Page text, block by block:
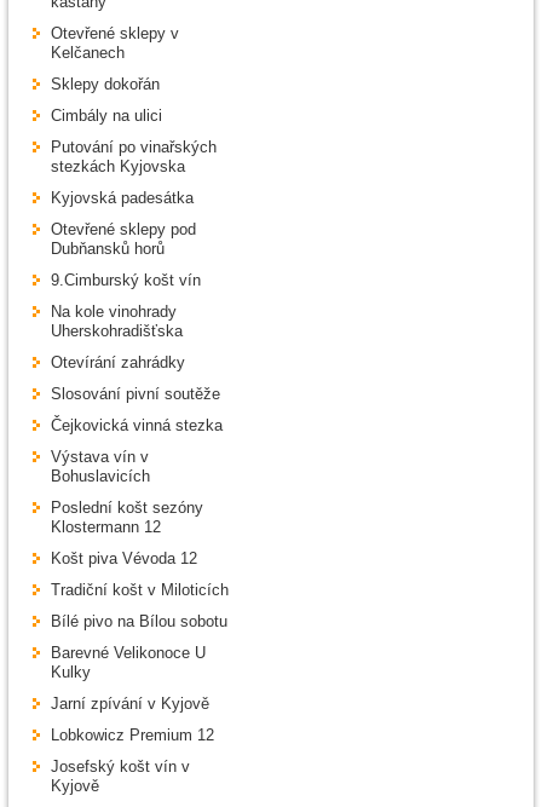
Otevřené sklepy v
Kelčanech
Sklepy dokořán
Cimbály na ulici
Putování po vinařských
stezkách Kyjovska
Kyjovská padesátka
Otevřené sklepy pod
Dubňansků horů
9.Cimburský košt vín
Na kole vinohrady
Uherskohradišťska
Otevírání zahrádky
Slosování pivní soutěže
Čejkovická vinná stezka
Výstava vín v
Bohuslavicích
Poslední košt sezóny
Klostermann 12
Košt piva Vévoda 12
Tradiční košt v Miloticích
Bílé pivo na Bílou sobotu
Barevné Velikonoce U
Kulky
Jarní zpívání v Kyjově
Lobkowicz Premium 12
Josefský košt vín v
Kyjově